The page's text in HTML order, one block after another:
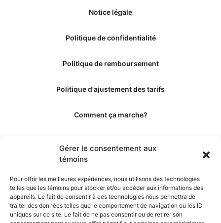
Gérer le consentement aux
témoins
Pour offrir les meilleures expériences, nous utilisons des technologies
telles que les témoins pour stocker et/ou accéder aux informations des
appareils. Le fait de consentir à ces technologies nous permettra de
traiter des données telles que le comportement de navigation ou les ID
uniques sur ce site. Le fait de ne pas consentir ou de retirer son
Notice légale
Politique de confidentialité
Politique de remboursement
Politique d'ajustement des tarifs
Comment ça marche?
Les éditeurs
Les experts et collaborateurs